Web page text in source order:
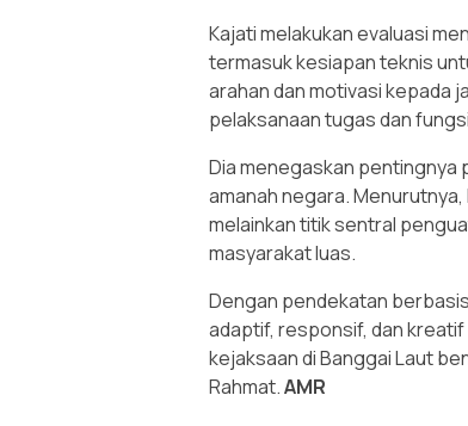
Kajati melakukan evaluasi
termasuk kesiapan teknis
arahan dan motivasi kepada
pelaksanaan tugas dan
Dia menegaskan pentingnya
amanah negara.
melainkan titik sentral
masyarakat luas.
Dengan pendekatan
adaptif, responsif, dan
kejaksaan di Banggai Laut
Rahmat.AMR